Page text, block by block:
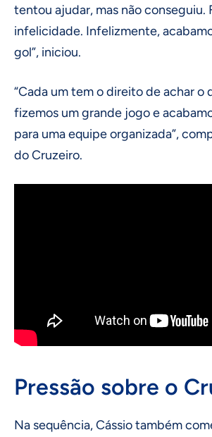
tentou ajudar, mas não conseguiu.
infelicidade. Infelizmente,
gol”, iniciou.
“Cada um tem o direito de achar o
fizemos um grande jogo e
para uma equipe organizada”,
do Cruzeiro.
Pressão sobre o
Na sequência, Cássio também